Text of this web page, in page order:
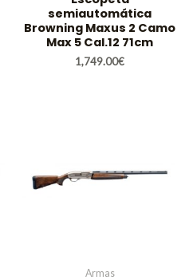
semiautomática
Browning Maxus 2 Camo
Max 5 Cal.12 71cm
1,749.00€
Armas